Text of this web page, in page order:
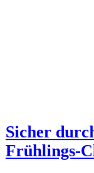
Sicher
Frühlings-